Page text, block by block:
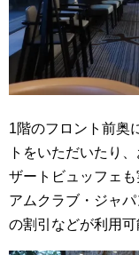
1階のフロント前奥
トをいただいたり
ザートビュッフェ
アムクラブ・ジャ
の割引などが利用可